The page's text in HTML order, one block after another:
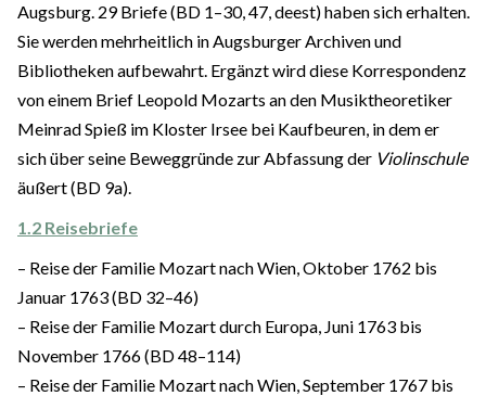
Augsburg. 29 Briefe (BD 1–30, 47, deest) haben sich erhalten.
Sie werden mehrheitlich in Augsburger Archiven und
Bibliotheken aufbewahrt. Ergänzt wird diese Korrespondenz
von einem Brief Leopold Mozarts an den Musiktheoretiker
Meinrad Spieß im Kloster Irsee bei Kaufbeuren, in dem er
sich über seine Beweggründe zur Abfassung der Violinschule
äußert (BD 9a).
1.2 Reisebriefe
– Reise der Familie Mozart nach Wien, Oktober 1762 bis
Januar 1763 (BD 32–46)
– Reise der Familie Mozart durch Europa, Juni 1763 bis
November 1766 (BD 48–114)
– Reise der Familie Mozart nach Wien, September 1767 bis